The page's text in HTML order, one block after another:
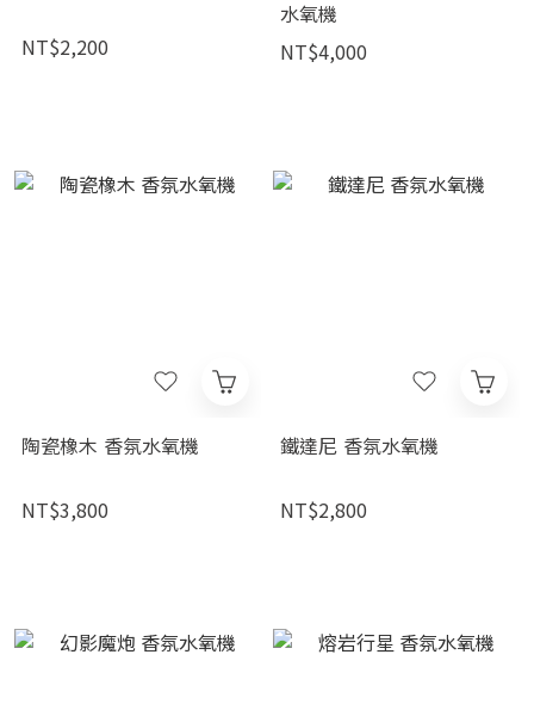
NT$2,200
水氧機
NT$4,000
陶瓷橡木 香氛水氧機
NT$3,800
鐵達尼 香氛水氧機
NT$2,800